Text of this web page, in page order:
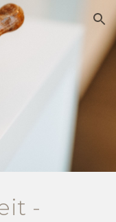
Skip to navigation
-